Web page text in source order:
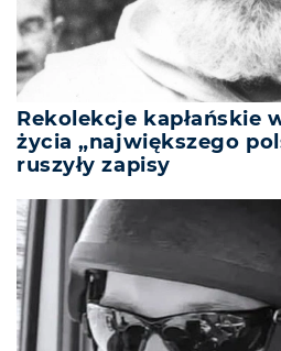
Rekolekcje kapłańskie
życia „największego
ruszyły zapisy